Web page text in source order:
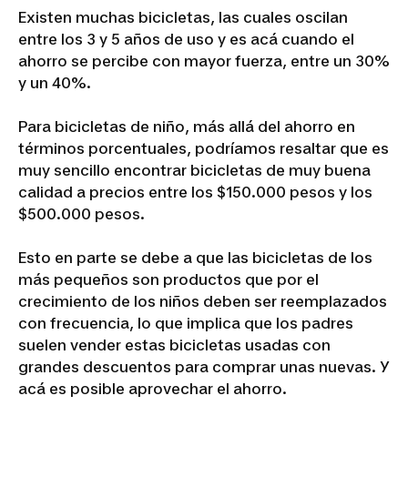
Existen muchas bicicletas, las cuales oscilan
entre los 3 y 5 años de uso y es acá cuando el
ahorro se percibe con mayor fuerza, entre un 30%
y un 40%.
Para bicicletas de niño, más allá del ahorro en
términos porcentuales, podríamos resaltar que es
muy sencillo encontrar bicicletas de muy buena
calidad a precios entre los $150.000 pesos y los
$500.000 pesos.
Esto en parte se debe a que las bicicletas de los
más pequeños son productos que por el
crecimiento de los niños deben ser reemplazados
con frecuencia, lo que implica que los padres
suelen vender estas bicicletas usadas con
grandes descuentos para comprar unas nuevas. Y
acá es posible aprovechar el ahorro.